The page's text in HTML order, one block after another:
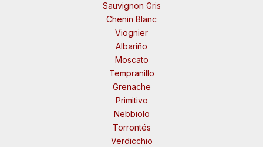
Sauvignon Gris
Chenin Blanc
Viognier
Albariño
Moscato
Tempranillo
Grenache
Primitivo
Nebbiolo
Torrontés
Verdicchio